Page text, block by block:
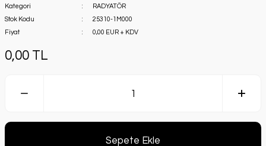
Kategori
RADYATÖR
Stok Kodu
25310-1M000
Fiyat
0,00 EUR + KDV
0,00 TL
Sepete Ekle